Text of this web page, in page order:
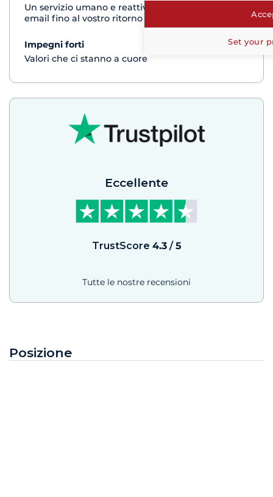
Un servizio umano e reattivo per telefono o via
email fino al vostro ritorno dalla crociera
Impegni forti
vedi+
Valori che ci stanno a cuore
Eccellente
TrustScore 4.3/5
Tutte le nostre recensioni
Posizione
Set your